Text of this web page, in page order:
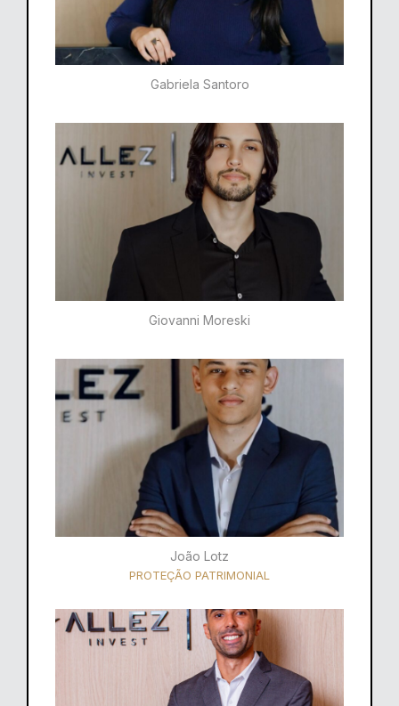
Gabriela Santoro​
Giovanni Moreski
João Lotz
PROTEÇÃO PATRIMONIAL